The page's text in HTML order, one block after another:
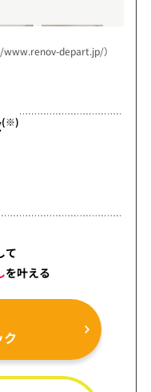
depart.jp/）
(※)
て
を叶える